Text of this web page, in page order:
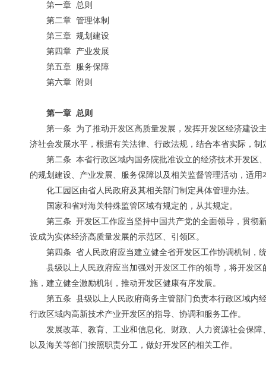
第一章 总则
第二章 管理体制
第三章 规划建设
第四章 产业发展
第五章 服务保障
第六章 附则
第一章 总则
第一条 为了推动开发区高质量发展，发挥开发区经济建设
济社会发展水平，根据有关法律、行政法规，结合本省实际，制
第二条 本省行政区域内国务院批准设立的经济技术开发区
的规划建设、产业发展、服务保障以及相关监督管理活动，适用
化工园区由省人民政府及其相关部门制定具体管理办法。
国家和省对海关特殊监管区域有规定的，从其规定。
第三条 开发区工作应当坚持中国共产党的全面领导，贯彻
设成为实体经济高质量发展的示范区、引领区。
第四条 省人民政府应当建立健全省开发区工作协调机制，
县级以上人民政府应当加强对开发区工作的领导，将开发
施，建立健全激励机制，推动开发区健康有序发展。
第五条 县级以上人民政府商务主管部门负责本行政区域内
行政区域内高新技术产业开发区的指导、协调和服务工作。
发展改革、教育、工业和信息化、财政、人力资源社会保
以及海关等部门按照职责分工，做好开发区的相关工作。